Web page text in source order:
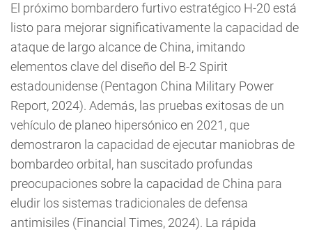
El próximo bombardero furtivo estratégico H-20 está
listo para mejorar significativamente la capacidad de
ataque de largo alcance de China, imitando
elementos clave del diseño del B-2 Spirit
estadounidense (Pentagon China Military Power
Report, 2024). Además, las pruebas exitosas de un
vehículo de planeo hipersónico en 2021, que
demostraron la capacidad de ejecutar maniobras de
bombardeo orbital, han suscitado profundas
preocupaciones sobre la capacidad de China para
eludir los sistemas tradicionales de defensa
antimisiles (Financial Times, 2024). La rápida